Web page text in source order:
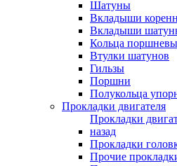
Шатуны
Вкладыши
Вкладыши
Кольца
Втулки шатунов
Гильзы
Поршни
Полукольца
Прокладки двигателя
Прокладки
назад
Прокладки
Прочие